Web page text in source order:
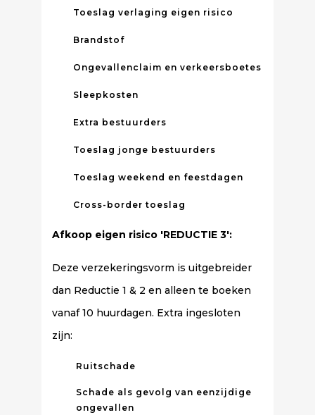
Toeslag verlaging eigen risico
Brandstof
Ongevallenclaim en verkeersboetes
Sleepkosten
Extra bestuurders
Toeslag jonge bestuurders
Toeslag weekend en feestdagen
Cross-border toeslag
Afkoop eigen risico 'REDUCTIE 3':
Deze verzekeringsvorm is uitgebreider
dan Reductie 1 & 2 en alleen te boeken
vanaf 10 huurdagen. Extra ingesloten
zijn:
Ruitschade
Schade als gevolg van eenzijdige
ongevallen